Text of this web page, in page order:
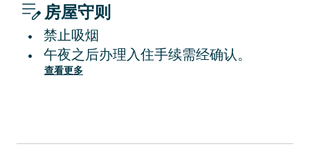
房屋守则
•
禁止吸烟
•
午夜之后办理入住手续需经确认。
查看更多